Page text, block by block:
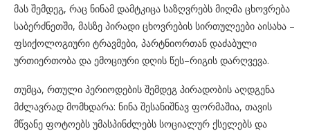
მას შემდეგ, რაც ნინამ დამტკიცა საზღვრებს მიღმა ცხოვრება
საბერძნეთში, მასზე პირადი ცხოვრების სირთულეები აისახა –
ფსიქოლოგიური ტრავმები, პარტნიორთან დაძაბული
ურთიერთობა და ემოციური დღის წეს–რიგის დარღვევა.
თუმცა, რთული პერიოდების შემდეგ პირადობის აღდგენა
მძლავრად მომხდარა: ნინა შესანიშნავ ფორმაშია, თავის
მწვანე ფოტოებს უმასპინძლებს სოციალურ ქსელებს და